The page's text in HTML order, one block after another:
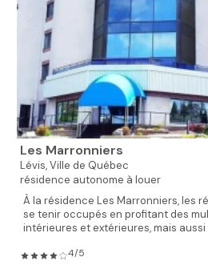
Les Marronniers
Lévis,Ville de Québec
résidence autonome à louer
À la résidence Les Marronniers, les
se tenir occupés en profitant des
intérieures et extérieures, mais aussi
4/5